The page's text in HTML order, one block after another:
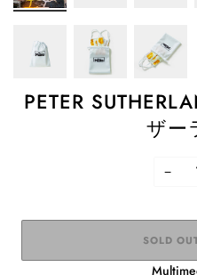
PETER
ザー
−
SOLD